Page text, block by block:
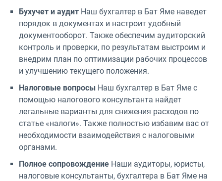
Бухучет и аудитНаш бухгалтер в Бат Яме наведет
порядок в документах и настроит удобный
документооборот. Также обеспечим аудиторский
контроль и проверки, по результатам выстроим и
внедрим план по оптимизации рабочих процессов
и улучшению текущего положения.
Налоговые вопросы Наш бухгалтер в Бат Яме с
помощью налогового консультанта найдет
легальные варианты для снижения расходов по
статье «налоги». Также полностью избавим вас от
необходимости взаимодействия с налоговыми
органами.
Полное сопровождениеНаши аудиторы, юристы,
налоговые консультанты, бухгалтера в Бат Яме на